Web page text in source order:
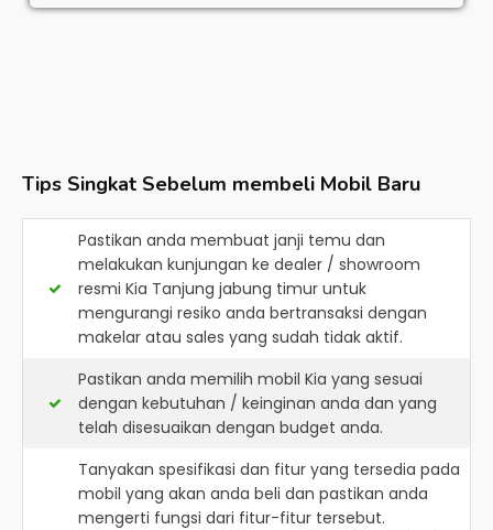
Tips Singkat Sebelum membeli Mobil Baru
Pastikan anda membuat janji temu dan
melakukan kunjungan ke dealer / showroom
resmi Kia Tanjung jabung timur untuk
mengurangi resiko anda bertransaksi dengan
makelar atau sales yang sudah tidak aktif.
Pastikan anda memilih mobil Kia yang sesuai
dengan kebutuhan / keinginan anda dan yang
telah disesuaikan dengan budget anda.
Tanyakan spesifikasi dan fitur yang tersedia pada
mobil yang akan anda beli dan pastikan anda
mengerti fungsi dari fitur-fitur tersebut.